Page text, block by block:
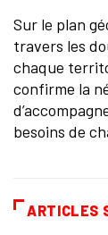
Sur le plan
travers les
chaque
confirme la
besoins de
ARTICLES